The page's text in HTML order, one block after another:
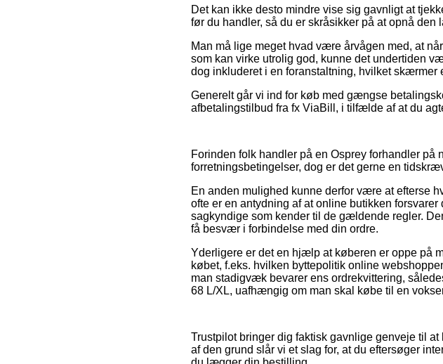
Det kan ikke desto mindre vise sig gavnligt at
før du handler, så du er skråsikker på at opnå den
Man må lige meget hvad være årvågen med, at
som kan virke utrolig god, kunne det undertiden
dog inkluderet i en foranstaltning, hvilket skærmer
Generelt går vi ind for køb med gængse
afbetalingstilbud fra fx ViaBill, i tilfælde af at du
Forinden folk handler på en Osprey forhandler
forretningsbetingelser, dog er det gerne en
En anden mulighed kunne derfor være at efterse
ofte er en antydning af at online butikken
sagkyndige som kender til de gældende regler.
få besvær i forbindelse med din ordre.
Yderligere er det en hjælp at køberen er oppe på
købet, f.eks. hvilken byttepolitik online
man stadigvæk bevarer ens ordrekvittering,
68 L/XL, uafhængig om man skal købe til en
Trustpilot bringer dig faktisk gavnlige genveje til
af den grund slår vi et slag for, at du eftersøger